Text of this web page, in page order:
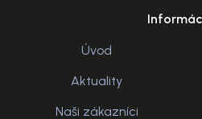
Úvod
Aktuality
Naši zákazníci